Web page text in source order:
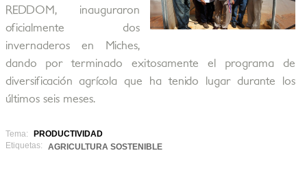
REDDOM, inauguraron
oficialmente dos
invernaderos en Miches,
dando por terminado exitosamente el programa de
diversificación agrícola que ha tenido lugar durante los
últimos seis meses.
Tema:
PRODUCTIVIDAD
Etiquetas:
AGRICULTURA SOSTENIBLE